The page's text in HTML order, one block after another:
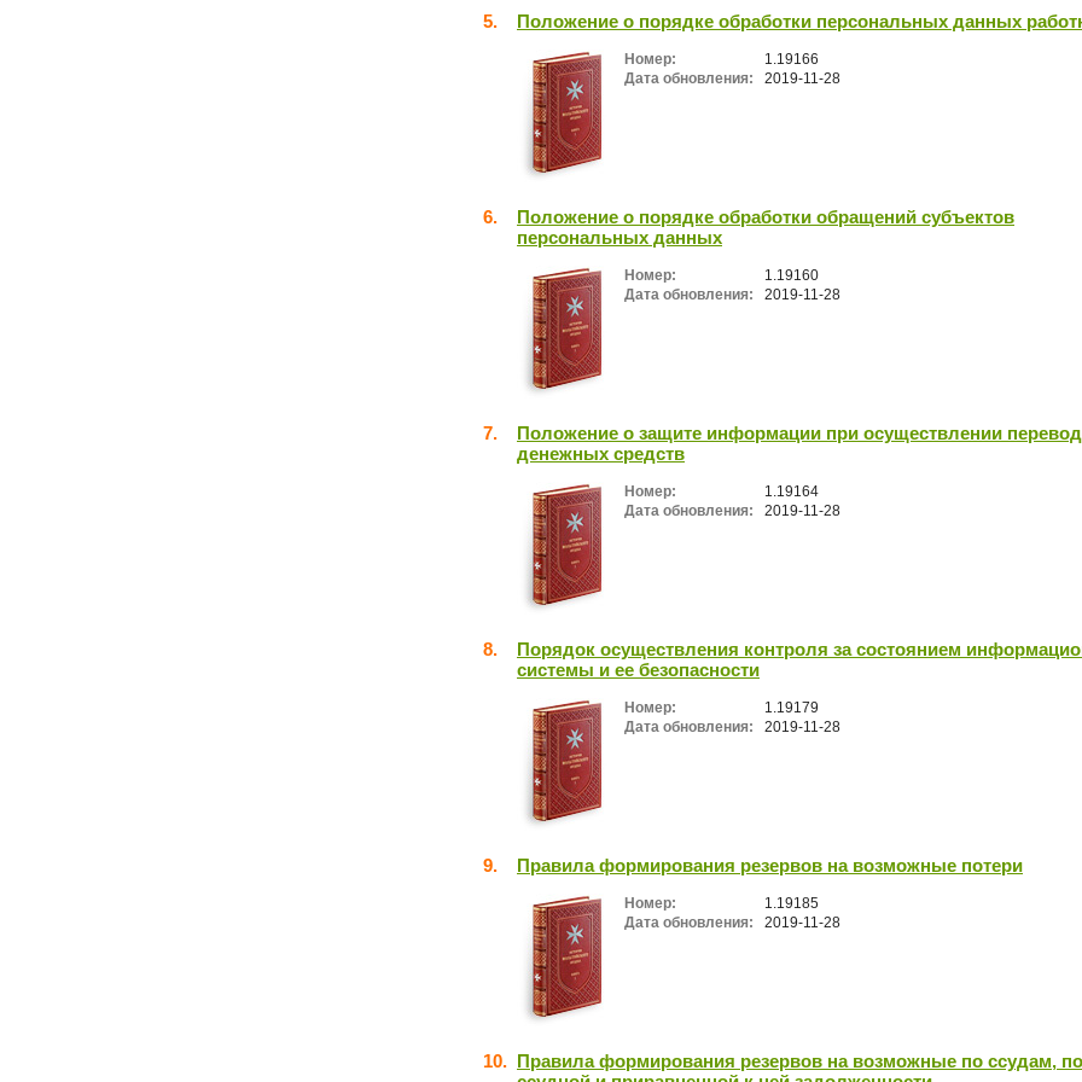
5. Положение о порядке обработки персональных данных
Номер:
1.19166
Дата обновления:
2019-11-28
6.
Положение о порядке обработки обращений субъектов
персональных данных
Номер:
1.19160
Дата обновления:
2019-11-28
7.
Положение о защите информации при осуществлении
денежных средств
Номер:
1.19164
Дата обновления:
2019-11-28
8.
Порядок осуществления контроля за состоянием
системы и ее безопасности
Номер:
1.19179
Дата обновления:
2019-11-28
9. Правила формирования резервов на возможные потери
Номер:
1.19185
Дата обновления:
2019-11-28
10. Правила формирования резервов на возможные по ссудам, по